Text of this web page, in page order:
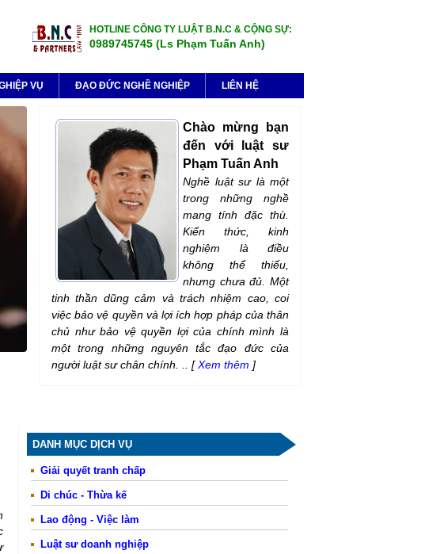
HOTLINE CÔNG TY LUẬT B.N.C & CỘNG SỰ:
0989745745 (Ls Phạm Tuấn Anh)
VỤ ĐẠO ĐỨC NGHỀ NGHIỆP LIÊN HỆ
Chào mừng bạn
đến với luật sư
Phạm Tuấn Anh
Nghề luật sư là một
trong những nghề
mang tính đặc thù.
Kiến thức, kinh
nghiệm là điều
không thể thiếu,
nhưng chưa đủ. Một
tinh thần dũng cảm và trách nhiệm cao, coi
việc bảo vệ quyền và lợi ích hợp pháp của thân
chủ như bảo vệ quyền lợi của chính mình là
một trong những nguyên tắc đạo đức của
người luật sư chân chính. .. [Xem thêm ]
DANH MỤC DỊCH VỤ
Giải quyết tranh chấp
Di chúc - Thừa kế
Lao động - Việc làm
Luật sư doanh nghiệp